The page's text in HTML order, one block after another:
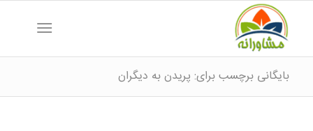
بایگانی برچسب برای: پریدن به دیگران